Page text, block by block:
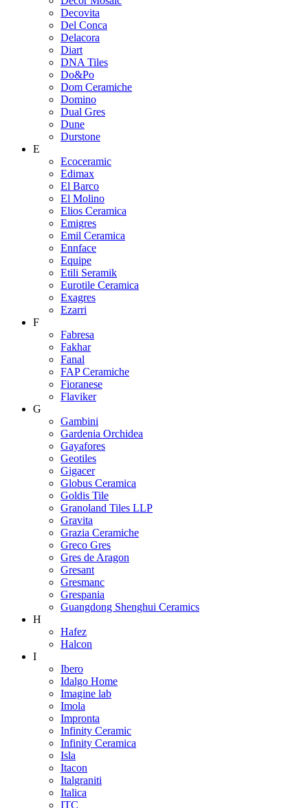
Decovita
Del Conca
Delacora
Diart
DNA Tiles
Do&Po
Dom Ceramiche
Domino
Dual Gres
Dune
Durstone
E
Ecoceramic
Edimax
El Barco
El Molino
Elios Ceramica
Emigres
Emil Ceramica
Ennface
Equipe
Etili Seramik
Eurotile Ceramica
Exagres
Ezarri
F
Fabresa
Fakhar
Fanal
FAP Ceramiche
Fioranese
Flaviker
G
Gambini
Gardenia Orchidea
Gayafores
Geotiles
Gigacer
Globus Ceramica
Goldis Tile
Granoland Tiles LLP
Gravita
Grazia Ceramiche
Greco Gres
Gres de Aragon
Gresant
Gresmanc
Grespania
Guangdong Shenghui Ceramics
H
Hafez
Halcon
I
Ibero
Idalgo Home
Imagine lab
Imola
Impronta
Infinity Ceramic
Infinity Ceramica
Isla
Itacon
Italgraniti
Italica
ITC